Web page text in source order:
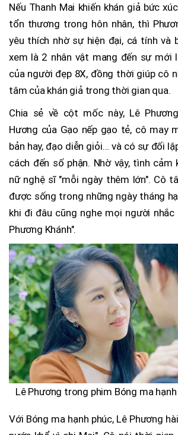
Nếu Thanh Mai khiến khán giả bức
tổn thương trong hôn nhân, thì
yêu thích nhờ sự hiện đại, cá tính và
xem là 2 nhân vật mang đến sự mới
của người đẹp 8X, đồng thời giúp cô
tâm của khán giả trong thời gian qua.
Chia sẻ về cột mốc này, Lê
Hương của Gạo nếp gạo tẻ, cô may
bản hay, đạo diễn giỏi… và có sự đối
cách đến số phận. Nhờ vậy, tình cảm
nữ nghệ sĩ "mỗi ngày thêm lớn". Cô
được sống trong những ngày tháng
khi đi đâu cũng nghe mọi người nhắc
Phương Khánh".
Lê Phương trong phim Bóng ma hạnh
Với Bóng ma hạnh phúc, Lê Phương